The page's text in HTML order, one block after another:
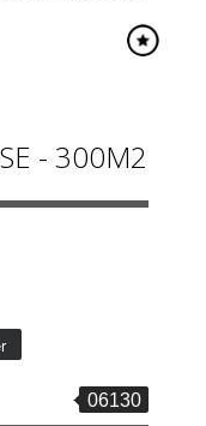
- 300M2
06130